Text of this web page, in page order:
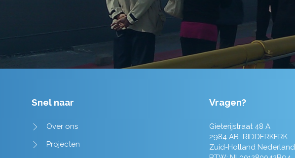
Snel naar
Over ons
Projecten
Vragen?
Gieterijstraat 48 A
2984 AB RIDDERKERK
Zuid-Holland Nederland